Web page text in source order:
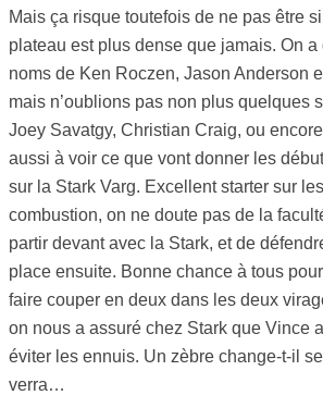
Mais ça risque toutefois de ne pas être
plateau est plus dense que jamais. On
noms de Ken Roczen, Jason Anderson
mais n’oublions pas non plus quelques
Joey Savatgy, Christian Craig, ou
aussi à voir ce que vont donner les
sur la Stark Varg. Excellent starter sur
combustion, on ne doute pas de la
partir devant avec la Stark, et de
place ensuite. Bonne chance à tous
faire couper en deux dans les deux
on nous a assuré chez Stark que Vince
éviter les ennuis. Un zèbre change-t-il
verra…